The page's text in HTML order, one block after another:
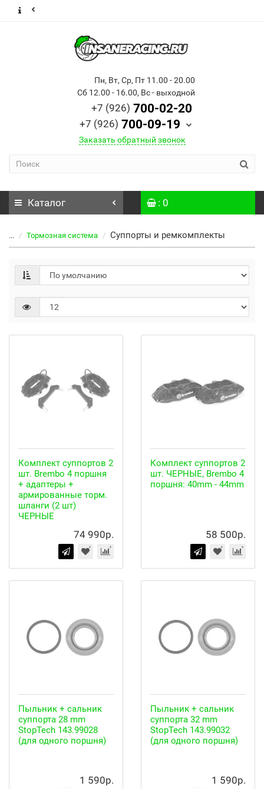
Пн, Вт, Ср, Пт 11.00 - 20.00
Сб 12.00 - 16.00, Вс - выходной
+7 (926) 700-02-20
+7 (926) 700-09-19
Заказать обратный звонок
Каталог : 0
... Тормозная система Суппорты и ремкомплекты
Комплект суппортов 2
шт. Brembo 4 поршня
+ адаптеры +
армированные торм.
шланги (2 шт)
ЧЕРНЫЕ
74 990р.
Комплект суппортов 2
шт. ЧЕРНЫЕ, Brembo 4
поршня: 40mm - 44mm
58 500р.
Пыльник + сальник
суппорта 28 mm
StopTech 143.99028
(для одного поршня)
1 590р.
Пыльник + сальник
суппорта 32 mm
StopTech 143.99032
(для одного поршня)
1 590р.